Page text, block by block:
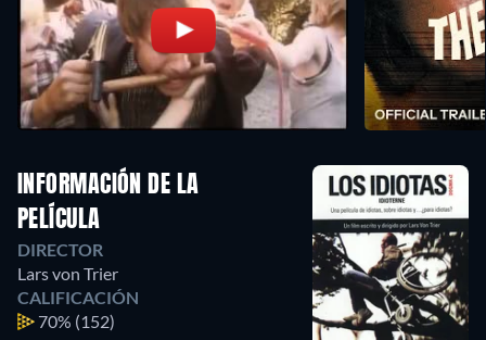
INFORMACIÓN DE LA
PELÍCULA
DIRECTOR
Lars von Trier
CALIFICACIÓN
70% (152)